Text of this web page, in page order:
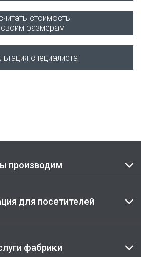
стоимость
размерам
специалиста
производим
для посетителей
фабрики